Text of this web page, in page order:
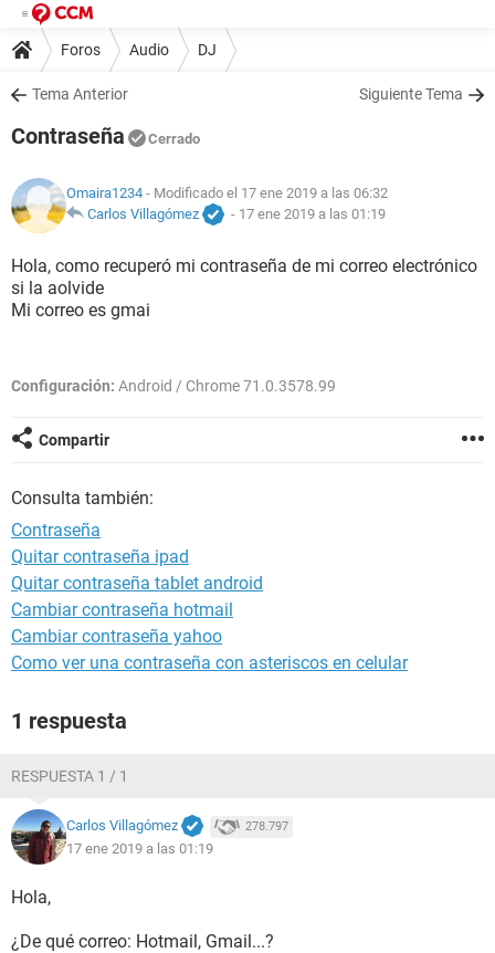
Foros Audio DJ
Tema Anterior Siguiente Tema
Contraseña Cerrado
Omaira1234 - Modificado el 17 ene 2019 a las 06:32
Carlos Villagómez
- 17 ene 2019 a las 01:19
Hola, como recuperó mi contraseña de mi correo electrónico
si la aolvide
Mi correo es gmai
Configuración: Android / Chrome 71.0.3578.99
Compartir
Consulta también:
Contraseña
Quitar contraseña ipad
Quitar contraseña tablet android
Cambiar contraseña hotmail
Cambiar contraseña yahoo
Como ver una contraseña con asteriscos en celular
1 respuesta
RESPUESTA 1 / 1
Carlos Villagómez 278.797
17 ene 2019 a las 01:19
Hola,
¿De qué correo: Hotmail, Gmail...?